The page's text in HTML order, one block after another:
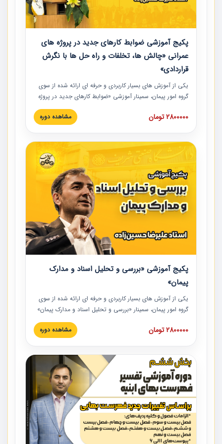
پکیج آموزشی ضوابط کارهای جدید در پروژه های
عمرانی «چالش ها، تخلفات و راه حل ها با نگرش
قراردادی»
یکی از آموزش‏‏‏‏‏‏ های بسیار کاربردی و حرفه‏ ای ارائه شده از سوی
گروه امور پیمان، سمینار آموزشی «ضوابط کارهای جدید در پروژه
های عمرانی» چالش ها، تخلفات و راه حل ها با نگرش قراردادی
است که در محل سندیکای شرکت های ساختمانی کشور ارائه شد.
مدارک پیمان به همراه تجربیات عملی ارائه شده است.
2800000 تومان مشاهده دوره
پکیج آموزشی «بررسی و تحلیل اسناد و مدارک
پیمان»
یکی از آموزش‏‏‏‏‏‏ های بسیار کاربردی و حرفه‏ ای ارائه شده از سوی
گروه امور پیمان، سمینار «بررسی و تحلیل اسناد و مدارک پیمان»
است که در دانشگاه صنعتی شریف ارائه شد. در این آموزش
نکات کلیدی مربوط به اسناد و مدارک پیمان، اولویت بندی اسناد
پیمان به همراه تجربیات عملی در این خصوص ارائه شده است.
2800000 تومان مشاهده دوره